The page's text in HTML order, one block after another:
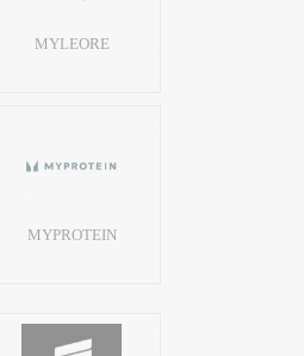
MYLEORE
MYPROTEIN